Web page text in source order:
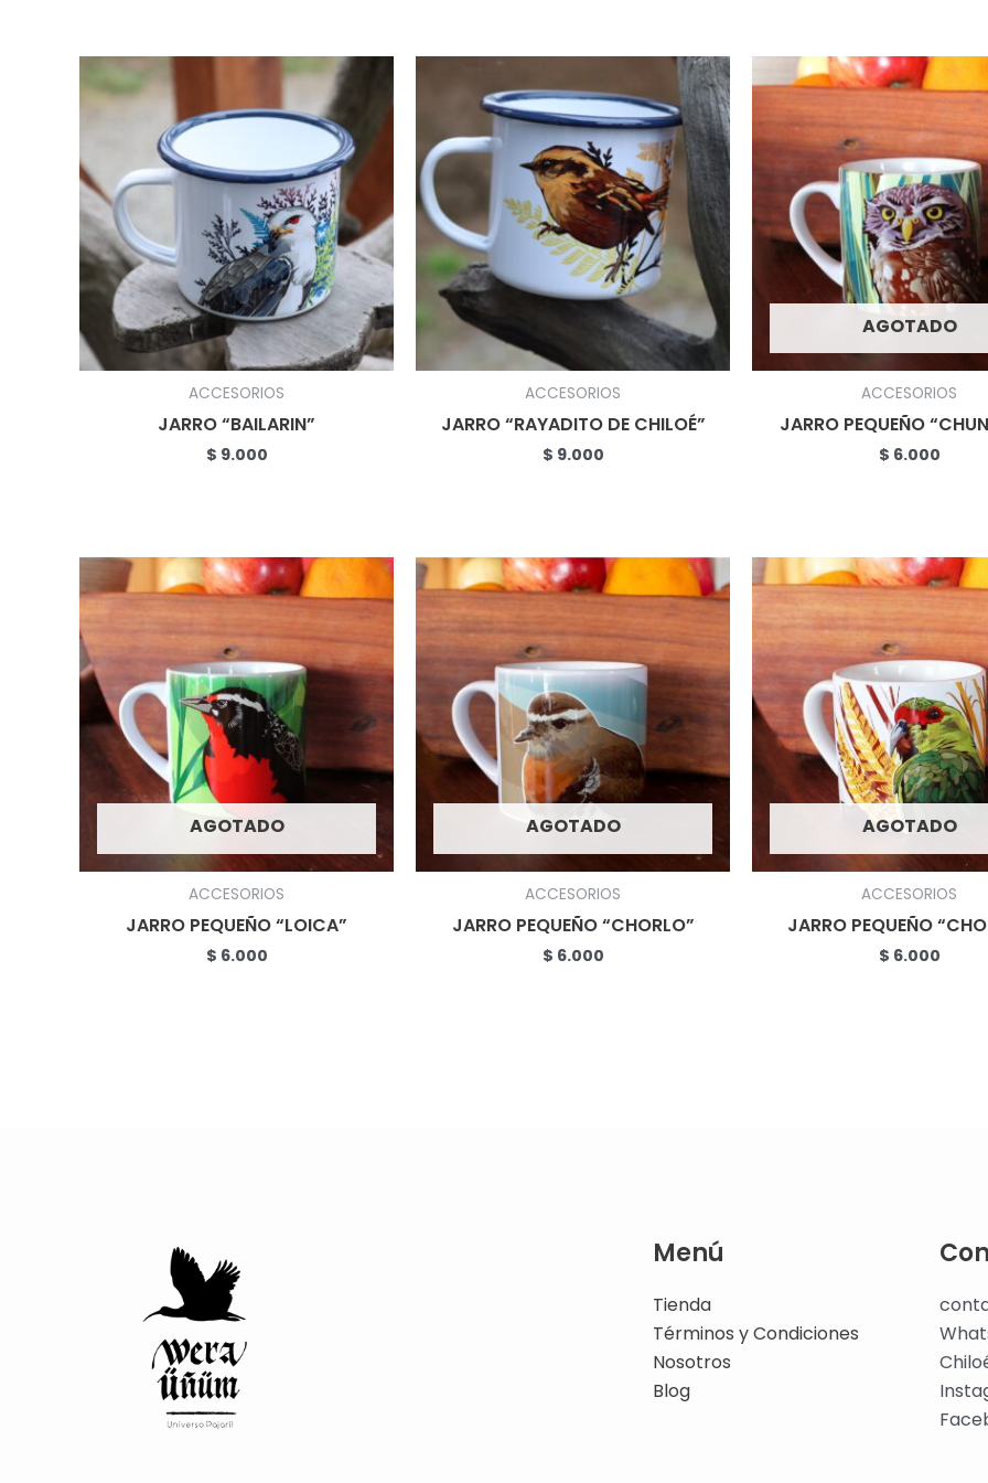
ACCESORIOS
JARRO “BAILARIN”
$ 9.000
ACCESORIOS
JARRO “RAYADITO DE CHILOÉ”
$ 9.000
AGOTADO
ACCESORIOS
JARRO PEQUEÑO
$ 6.000
AGOTADO
ACCESORIOS
JARRO PEQUEÑO “LOICA”
$ 6.000
AGOTADO
ACCESORIOS
JARRO PEQUEÑO “CHORLO”
$ 6.000
AGOTADO
ACCESORIOS
JARRO PEQUEÑO
$ 6.000
Menú
Tienda
Términos y Condiciones
Nosotros
Blog